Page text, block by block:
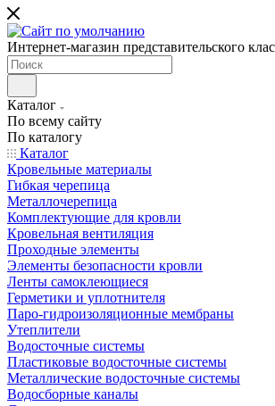
Интернет-магазин представительского
Каталог
По всему сайту
По каталогу
Каталог
Кровельные материалы
Гибкая черепица
Металлочерепица
Комплектующие для кровли
Кровельная вентиляция
Проходные элементы
Элементы безопасности кровли
Ленты самоклеющиеся
Герметики и уплотнителя
Паро-гидроизоляционные мембраны
Утеплители
Водосточные системы
Пластиковые водосточные системы
Металлические водосточные системы
Водосборные каналы